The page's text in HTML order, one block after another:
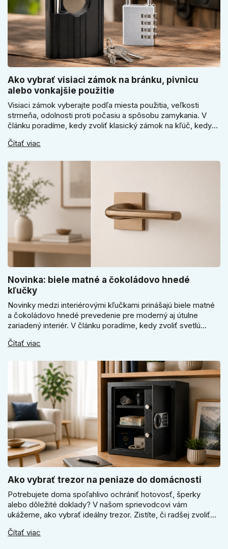
Ako vybrať visiaci zámok na bránku, pivnicu
alebo vonkajšie použitie
Visiaci zámok vyberajte podľa miesta použitia, veľkosti
strmeňa, odolnosti proti počasiu a spôsobu zamykania. V
článku poradíme, kedy zvoliť klasický zámok na kľúč, kedy
sa pri bránke, pivnici alebo záhradnom domčeku neoplatí
Čítať viac
Novinka: biele matné a čokoládovo hnedé
kľučky
Novinky medzi interiérovými kľučkami prinášajú biele matné
a čokoládovo hnedé prevedenie pre moderný aj útulne
zariadený interiér. V článku poradíme, kedy zvoliť svetlú
ako vyberať medzi okrúhlym a štvorcovým štítom. Nové
Čítať viac
Ako vybrať trezor na peniaze do domácnosti
Potrebujete doma spoľahlivo ochrániť hotovosť, šperky
alebo dôležité doklady? V našom sprievodcovi vám
ukážeme, ako vybrať ideálny trezor. Zistíte, či radšej zvoliť
kľúčové jeho správne ukotvenie.
Čítať viac